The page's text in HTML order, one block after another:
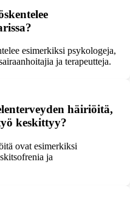
esimerkiksi psykologeja,
ja terapeutteja.
häiriöitä,
keskittyy?
ovat esimerkiksi
ja